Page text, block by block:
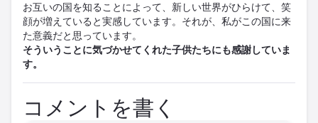
お互いの国を知ることによって、新しい世界がひらけて、笑
顔が増えていると実感しています。それが、私がこの国に来
た意義だと思っています。
そういうことに気づかせてくれた子供たちにも感謝していま
す。
コメントを書く